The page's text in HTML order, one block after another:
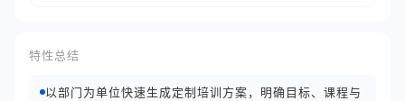
特性总结
以部门为单位快速生成定制培训方案，明确目标、课程与